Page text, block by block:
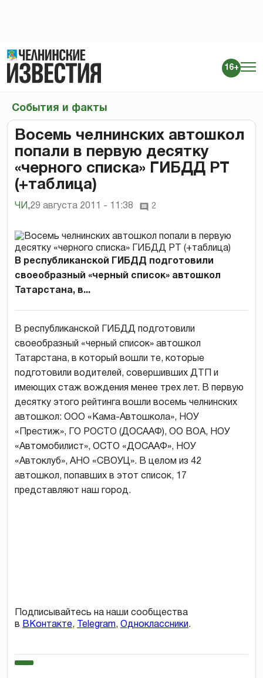
16+
События и факты
Восемь челнинских автошкол
попали в первую десятку
«черного списка» ГИБДД РТ
(+таблица)
ЧИ ,29 августа 2011 - 11:38 2
В республиканской ГИБДД подготовили
своеобразный «черный список» автошкол
Татарстана, в...
В республиканской ГИБДД подготовили
своеобразный «черный список» автошкол
Татарстана, в который вошли те, которые
подготовили водителей, совершивших ДТП и
имеющих стаж вождения менее трех лет. В первую
десятку этого рейтинга вошли восемь челнинских
автошкол: ООО «Кама-Автошкола», НОУ
«Престиж», ГО РОСТО (ДОСААФ), ОО ВОА, НОУ
«Автомобилист», ОСТО «ДОСААФ», НОУ
«Автоклуб», АНО «СВОУЦ». В целом из 42
автошкол, попавших в этот список, 17
представляют наш город.
Подписывайтесь на наши сообщества
в ВКонтакте, Telegram, Одноклассники.